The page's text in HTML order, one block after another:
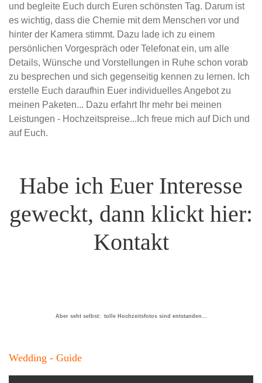
und begleite Euch durch Euren schönsten Tag. Darum ist
es wichtig, dass die Chemie mit dem Menschen vor und
hinter der Kamera stimmt. Dazu lade ich zu einem
persönlichen Vorgespräch oder Telefonat ein, um alle
Details, Wünsche und Vorstellungen in Ruhe schon vorab
zu besprechen und sich gegenseitig kennen zu lernen. Ich
erstelle Euch daraufhin Euer individuelles Angebot zu
meinen Paketen... Dazu erfahrt Ihr mehr bei meinen
Leistungen - Hochzeitspreise...Ich freue mich auf Dich und
auf Euch.
Habe ich Euer Interesse
geweckt, dann klickt hier:
Kontakt
Aber seht selbst: tolle Hochzeitsfotos sind entstanden...
Wedding - Guide